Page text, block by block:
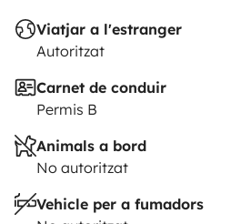
Viatjar a l'estranger
Autoritzat
Carnet de conduir
Permis B
Animals a bord
No autoritzat
Vehicle per a fumadors